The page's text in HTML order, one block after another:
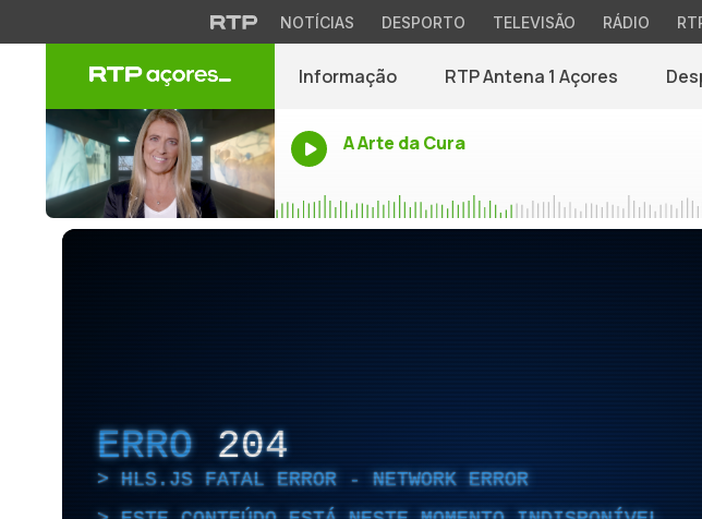
NOTÍCIAS DESPORTO TELEVISÃO RÁDIO
Informação RTP Antena 1 Açores
A Arte da Cura
ERRO 204
HLS.JS FATAL ERROR - NETWORK ERROR